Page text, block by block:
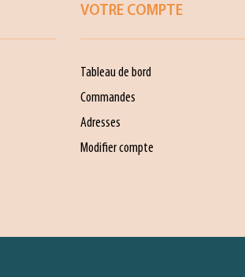
VOTRE COMPTE
Tableau de bord
Commandes
Adresses
Modifier compte